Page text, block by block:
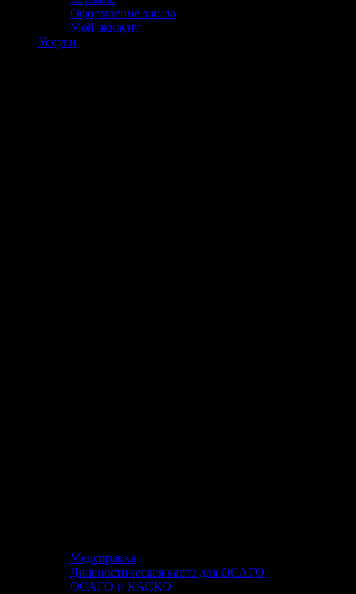
Оформление заказа
Мой аккаунт
Услуги
Медсправка
Диагностическая карта для ОСАГО
ОСАГО и КАСКО